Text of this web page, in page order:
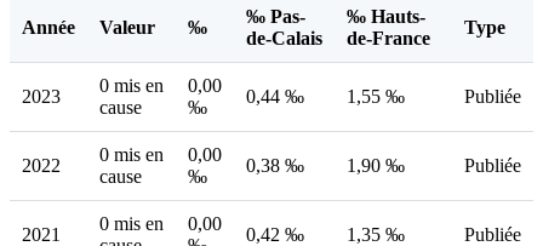
Année Valeur ‰
‰ Pas-
de-Calais
‰ Hauts-
de-France
Type
2023
0 mis en
cause
0,00
‰
0,44 ‰ 1,55 ‰ Publiée
2022
0 mis en
cause
0,00
‰
0,38 ‰ 1,90 ‰ Publiée
2021
0 mis en
0,00
0,42 ‰ 1,35 ‰ Publiée